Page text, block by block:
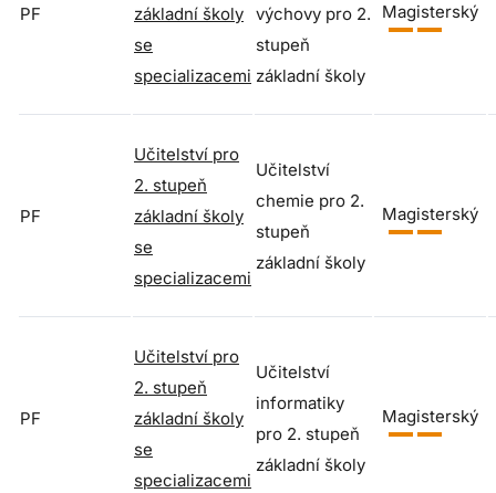
PF
základní školy
se
specializacemi
výchovy pro 2.
stupeň
základní školy
Magisterský
PF
Učitelství pro
2. stupeň
základní školy
se
specializacemi
Učitelství
chemie pro 2.
stupeň
základní školy
Magisterský
PF
Učitelství pro
2. stupeň
základní školy
se
specializacemi
Učitelství
informatiky
pro 2. stupeň
základní školy
Magisterský